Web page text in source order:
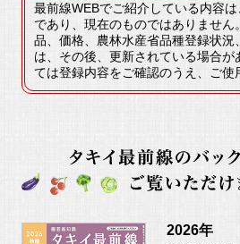
最前線WEBでご紹介している内容
であり、現在のものではありません
品、価格、農林水産省品種登録状況
は、その後、更新されている場合
ては登録内容をご確認のうえ、ご使
2026年